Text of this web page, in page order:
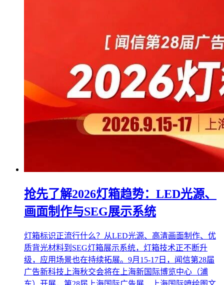
抢先了解2026灯箱趋势：LED光源、
画面制作与SEG展示系统
灯箱标识正流行什么？从LED光源、高清画面制作、优
质背光材料到SEG灯箱展示系统，灯箱技术正不断升
级，应用场景也在持续拓展。9月15-17日，闻信第28届
广告新科技上海秋交会将在上海新国际博览中心（浦